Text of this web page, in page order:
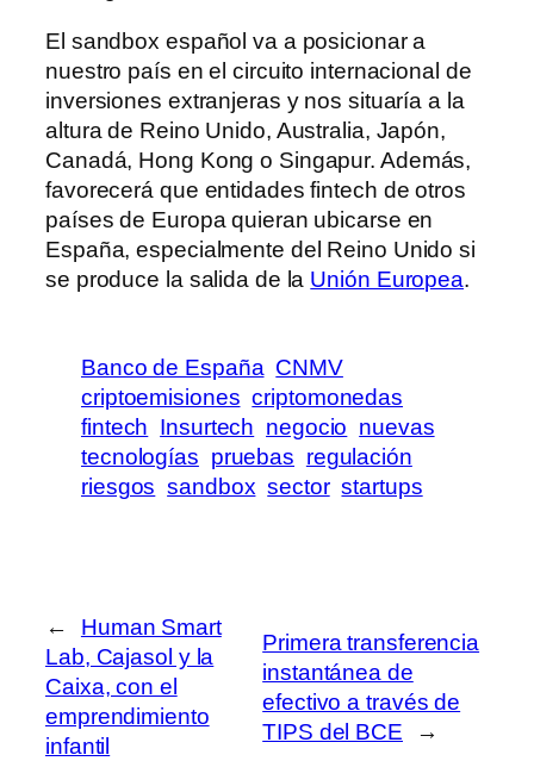
El sandbox español va a posicionar a
nuestro país en el circuito internacional de
inversiones extranjeras y nos situaría a la
altura de Reino Unido, Australia, Japón,
Canadá, Hong Kong o Singapur. Además,
favorecerá que entidades fintech de otros
países de Europa quieran ubicarse en
España, especialmente del Reino Unido si
se produce la salida de la Unión Europea.
Banco de España CNMV
criptoemisiones criptomonedas
fintech Insurtech negocio nuevas
tecnologías pruebas regulación
riesgos sandbox sector startups
←
Human Smart
Lab, Cajasol y la
Caixa, con el
emprendimiento
infantil
Primera transferencia
instantánea de
efectivo a través de
TIPS del BCE
→